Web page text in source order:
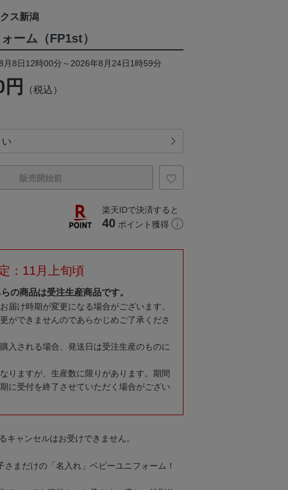
ス新潟
ーム（FP1st）
月8日12時00分～2026年8月24日1時59分
（税込）
販売開始前
楽天IDで決済すると
40 ポイント獲得
：11月上旬頃
の商品は受注生産商品です。
届け時期が変更になる場合がございます。
ができませんのであらかじめご了承くださ
入される場合、発送日は受注生産のものに
りますが、生産数に限りがあります。期間
に受付を終了させていただく場合がござい
キャンセルはお受けできません。
さまだけの「名入れ」ベビーユニフォーム！